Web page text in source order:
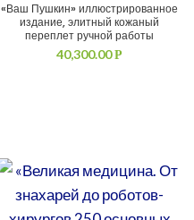
«Ваш Пушкин» иллюстрированное
издание, элитный кожаный
переплет ручной работы
40,300.00Р